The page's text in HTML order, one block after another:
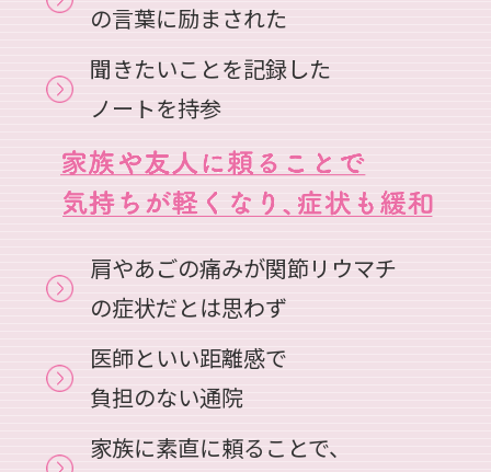
の言葉に励まされた
聞きたいことを記録した
ノートを持参
肩やあごの痛みが関節リウマチ
の症状だとは思わず
医師といい距離感で
負担のない通院
家族に素直に頼ることで、